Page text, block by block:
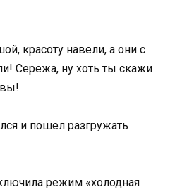
красоту навели, а они с
Сережа, ну хоть ты скажи
и пошел разгружать
режим «холодная